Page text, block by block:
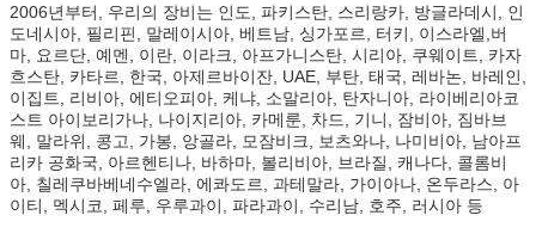
2006년부터, 우리의 장비는 인도, 파키스탄, 스리랑카, 방글라데시, 인
도네시아, 필리핀, 말레이시아, 베트남, 싱가포르, 터키, 이스라엘,버
마, 요르단, 예멘, 이란, 이라크, 아프가니스탄, 시리아, 쿠웨이트, 카자
흐스탄, 카타르, 한국, 아제르바이잔, UAE, 부탄, 태국, 레바논, 바레인,
이집트, 리비아, 에티오피아, 케냐, 소말리아, 탄자니아, 라이베리아코
스트 아이보리가나, 나이지리아, 카메룬, 차드, 기니, 잠비아, 짐바브
웨, 말라위, 콩고, 가봉, 앙골라, 모잠비크, 보츠와나, 나미비아, 남아프
리카 공화국, 아르헨티나, 바하마, 볼리비아, 브라질, 캐나다, 콜롬비
아, 칠레쿠바베네수엘라, 에콰도르, 과테말라, 가이아나, 온두라스, 아
이티, 멕시코, 페루, 우루과이, 파라과이, 수리남, 호주, 러시아 등